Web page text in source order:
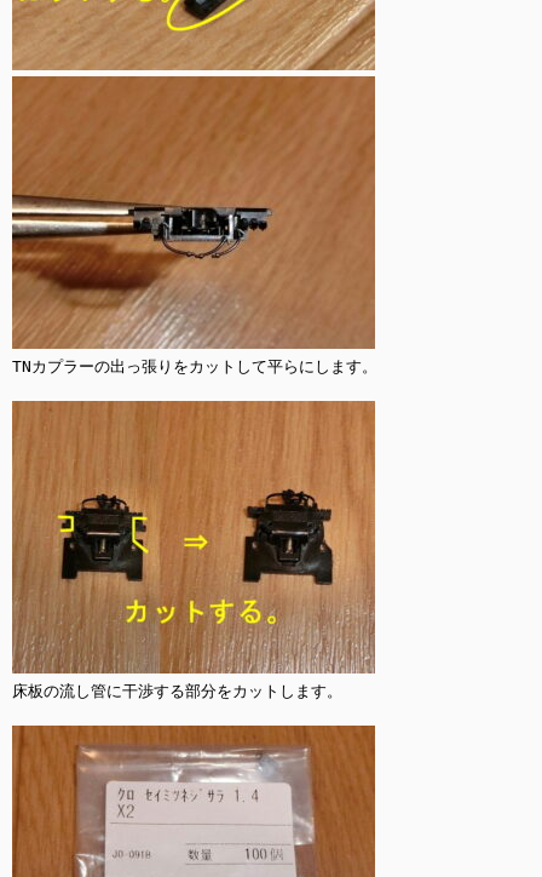
TNカプラーの出っ張りをカットして平らにします。
床板の流し管に干渉する部分をカットします。